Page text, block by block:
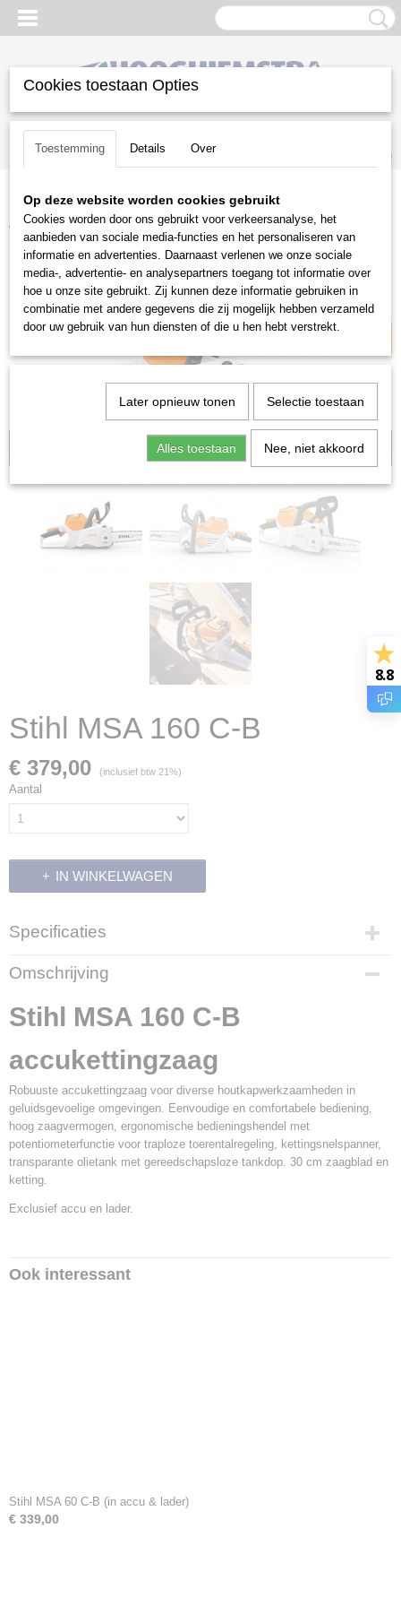
Inloggen Registreren
(0)
Home >Gazononderhoud>Stihl accu programma
Accukettingzagen >Stihl MSA 160 C-B
Voorraad: 0
AP-Systeem
Stihl MSA 160 C-B
€ 379,00 (inclusief btw 21%)
Aantal
IN WINKELWAGEN
Specificaties
Productcode
700151
Productcode leverancier
MA03 200 0004
Omschrijving
Stihl MSA 160 C-B
accukettingzaag
Robuuste accukettingzaag voor diverse houtkapwerkzaamheden in
geluidsgevoelige omgevingen. Eenvoudige en comfortabele bediening,
hoog zaagvermogen, ergonomische bedieningshendel met
potentiometerfunctie voor traploze toerentalregeling, kettingsnelspanner,
transparante olietank met gereedschapsloze tankdop. 30 cm zaagblad en
ketting.
Exclusief accu en lader.
Ook interessant
Stihl MSA 60 C-B (in accu & lader)
€ 339,00
8.8
Cookies toestaan Opties
Toestemming Details Over
Op deze website worden cookies gebruikt
Cookies worden door ons gebruikt voor verkeersanalyse, het
aanbieden van sociale media-functies en het personaliseren van
informatie en advertenties. Daarnaast verlenen we onze sociale
media-, advertentie- en analysepartners toegang tot informatie over
hoe u onze site gebruikt. Zij kunnen deze informatie gebruiken in
combinatie met andere gegevens die zij mogelijk hebben verzameld
door uw gebruik van hun diensten of die u hen hebt verstrekt.
Later opnieuw tonen Selectie toestaan
Alles toestaan Nee, niet akkoord